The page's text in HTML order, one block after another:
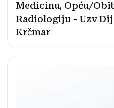
Medicinu, Opću/
Radiologiju - Uzv
Krčmar